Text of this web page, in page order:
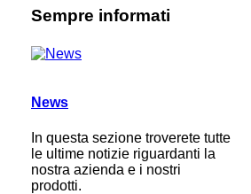
Sempre informati
News
In questa sezione troverete tutte
le ultime notizie riguardanti la
nostra azienda e i nostri
prodotti.